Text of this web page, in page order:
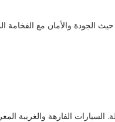
السيارات الفارهة